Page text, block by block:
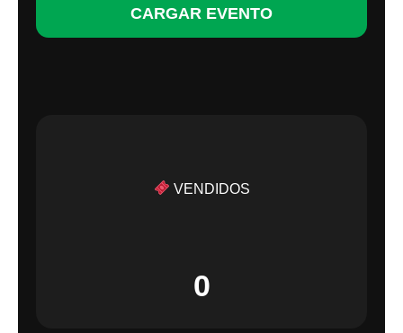
CARGAR EVENTO
VENDIDOS
0